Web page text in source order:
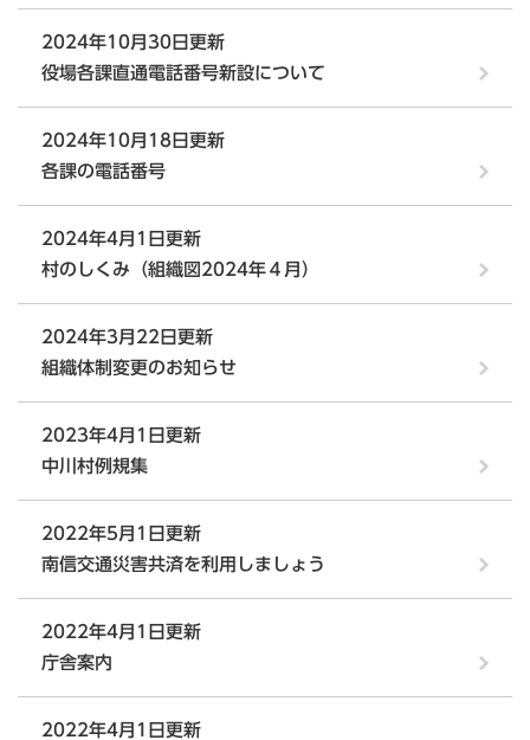
2024年10月30日更新
役場各課直通電話番号新設について
2024年10月18日更新
各課の電話番号
2024年4月1日更新
村のしくみ（組織図2024年４月）
2024年3月22日更新
組織体制変更のお知らせ
2023年4月1日更新
中川村例規集
2022年5月1日更新
南信交通災害共済を利用しましょう
2022年4月1日更新
庁舎案内
2022年4月1日更新